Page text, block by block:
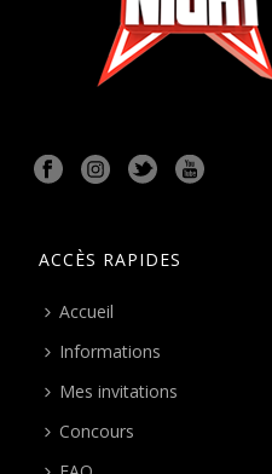
ACCÈS RAPIDES
Accueil
Informations
Mes invitations
Concours